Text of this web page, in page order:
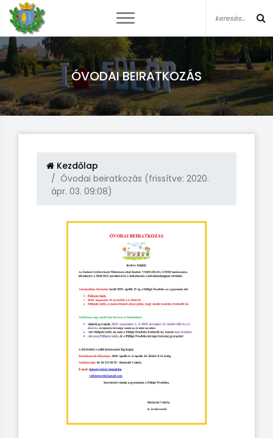
ÓVODAI BEIRATKOZÁS
Kezdőlap
Óvodai beiratkozás (frissítve: 2020.
ápr. 03. 09:08)